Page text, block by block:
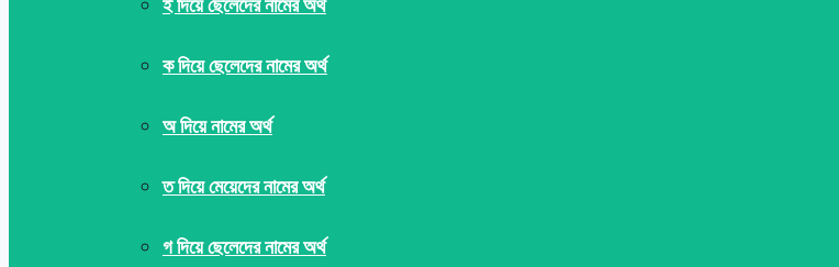
ক দিয়ে ছেলেদের নামের অর্থ
অ দিয়ে নামের অর্থ
ত দিয়ে মেয়েদের নামের অর্থ
গ দিয়ে ছেলেদের নামের অর্থ